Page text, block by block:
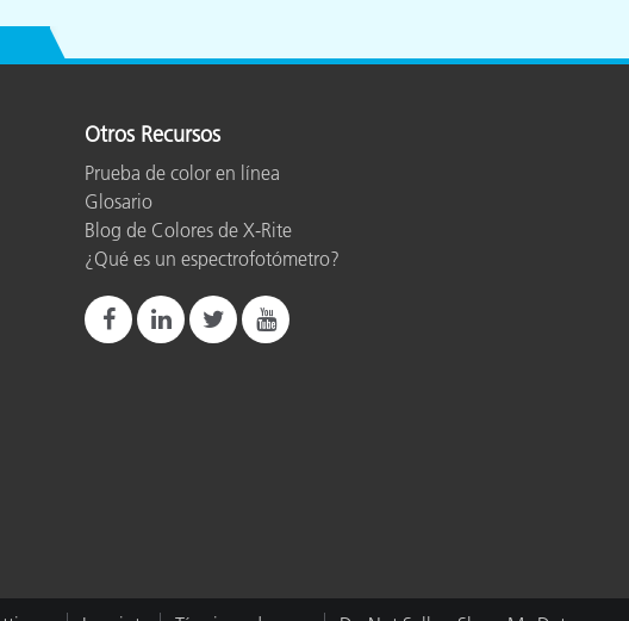
Otros Recursos
Prueba de color en línea
Glosario
Blog de Colores de X-Rite
¿Qué es un espectrofotómetro?